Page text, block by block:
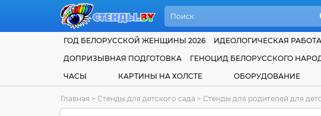
ГОД БЕЛОРУССКОЙ ЖЕНЩИНЫ 2026 ИДЕОЛОГИЧЕСКАЯ РАБОТА
ДОПРИЗЫВНАЯ ПОДГОТОВКА
ГЕНОЦИД БЕЛОРУССКОГО
ЧАСЫ
КАРТИНЫ НА ХОЛСТЕ ОБОРУДОВАНИЕ
Главная > Стенды для детского сада > Стенды для родителей для